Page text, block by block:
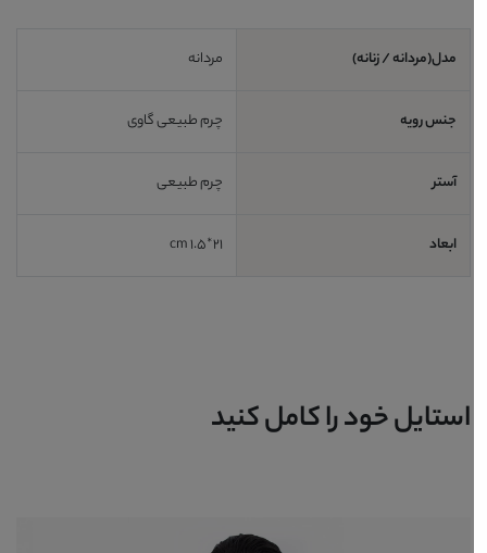
مدل(مردانه / زنانه) مردانه
جنس رویه چرم طبیعی گاوی
آستر چرم طبیعی
ابعاد
استایل خود را کامل کنید